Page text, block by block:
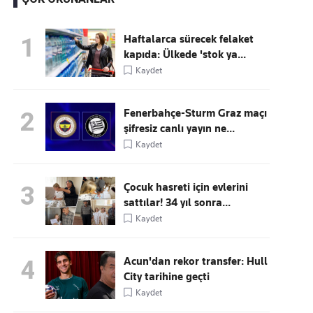
Kaçırmayın
Ücretsiz üye olun, gündemi
1
Haftalarca sürecek felaket
kapıda: Ülkede 'stok ya...
Kaydet
2
Fenerbahçe-Sturm Graz maçı
şifresiz canlı yayın ne...
Kaydet
3
Çocuk hasreti için evlerini
sattılar! 34 yıl sonra...
Kaydet
4
Acun'dan rekor transfer: Hull
City tarihine geçti
Kaydet